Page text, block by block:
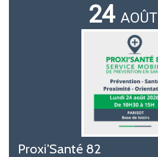
24 AOÛT
Proxi'Santé 82